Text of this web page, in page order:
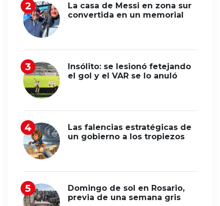
La casa de Messi en zona sur
convertida en un memorial
Insólito: se lesionó fetejando
el gol y el VAR se lo anuló
Las falencias estratégicas de
un gobierno a los tropiezos
Domingo de sol en Rosario,
previa de una semana gris